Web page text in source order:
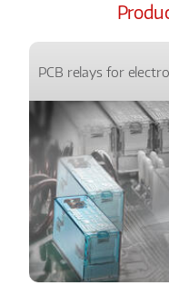
PCB relays for